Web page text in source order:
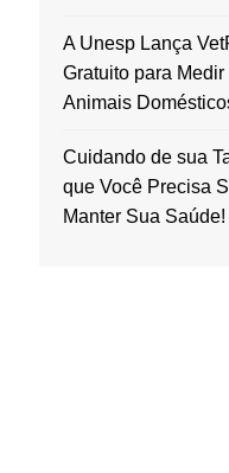
A Unesp Lança
Gratuito para
Animais
Cuidando de sua
que Você Precisa
Manter Sua Saúde!